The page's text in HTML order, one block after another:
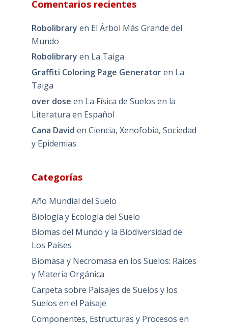
Comentarios recientes
Robolibrary en El Árbol Más Grande del
Mundo
Robolibrary en La Taiga
Graffiti Coloring Page Generatoren La
Taiga
over dose en La Física de Suelos en la
Literatura en Español
Cana David en Ciencia, Xenofobia, Sociedad
y Epidemias
Categorías
Año Mundial del Suelo
Biología y Ecología del Suelo
Biomas del Mundo y la Biodiversidad de
Los Países
Biomasa y Necromasa en los Suelos: Raíces
y Materia Orgánica
Carpeta sobre Paisajes de Suelos y los
Suelos en el Paisaje
Componentes, Estructuras y Procesos en